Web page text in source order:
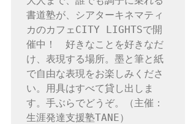
書道塾が、シアターキネマティ
カのカフェCITY LIGHTSで開
催中！　好きなことを好きなだ
け、表現する場所。墨と筆と紙
で自由な表現をお楽しみくださ
い。用具はすべて貸し出しま
す。手ぶらでどうぞ。（主催：
生涯発達支援塾TANE）